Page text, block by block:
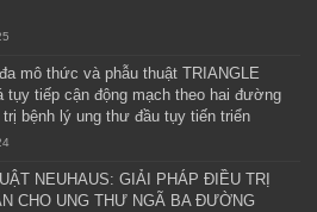
mô thức và phẫu thuật TRIANGLE
tụy tiếp cận động mạch theo hai đường
trị bệnh lý ung thư đầu tụy tiến triển
NEUHAUS: GIẢI PHÁP ĐIỀU TRỊ
CHO UNG THƯ NGÃ BA ĐƯỜNG